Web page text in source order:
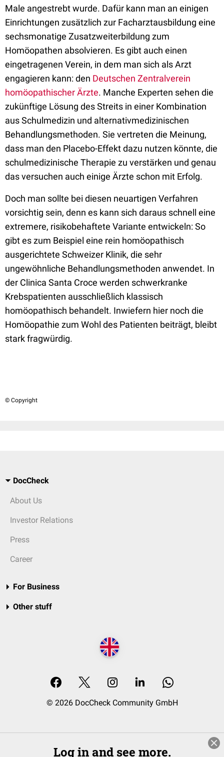
Male angestrebt wurde. Dafür kann man an einigen
Einrichtungen zusätzlich zur Facharztausbildung eine
sechsmonatige Zusatzweiterbildung zum
Homöopathen absolvieren. Es gibt auch einen
eingetragenen Verein, in dem man sich als Arzt
engagieren kann: den Deutschen Zentralverein
homöopathischer Ärzte. Manche Experten sehen die
zukünftige Lösung des Streits in einer Kombination
aus Schulmedizin und alternativmedizinischen
Behandlungsmethoden. Sie vertreten die Meinung,
dass man den Placebo-Effekt dazu nutzen könnte, die
schulmedizinische Therapie zu verstärken und genau
das versuchen auch einige Ärzte schon mit Erfolg.
Doch man sollte bei diesen neuartigen Verfahren
vorsichtig sein, denn es kann sich daraus schnell eine
extremere, risikobehaftete Variante entwickeln: So
gibt es zum Beispiel eine rein homöopathisch
ausgerichtete Schweizer Klinik, die sehr
ungewöhnliche Behandlungsmethoden anwendet. In
der Clinica Santa Croce werden schwerkranke
Krebspatienten ausschließlich klassisch
homöopathisch behandelt. Inwiefern hier noch die
Homöopathie zum Wohl des Patienten beiträgt, bleibt
stark fragwürdig.
© Copyright
DocCheck
About Us
Investor Relations
Press
Career
For Business
Other stuff
© 2026 DocCheck Community GmbH
Log in and see more.